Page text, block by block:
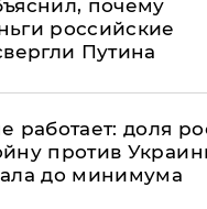
почему
российские
Путина
работает: доля
против
до минимума